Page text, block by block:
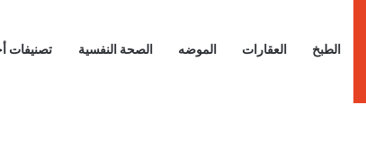
الطبخ العقارات الموضه الصحة النفسية تصنيفات